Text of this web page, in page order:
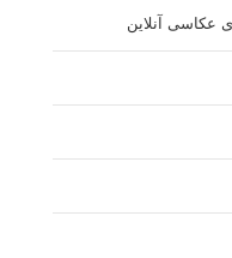
عکاسی آنلاین